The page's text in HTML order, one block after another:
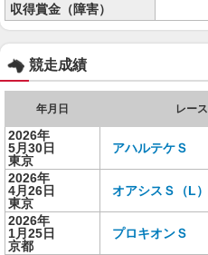
収得賞金（障害）
競走成績
年月日 レース
2026年
5月30日
東京
アハルテケＳ
2026年
4月26日
東京
オアシスＳ（L）
2026年
1月25日
京都
プロキオンＳ